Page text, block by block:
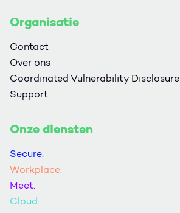
Organisatie
Contact
Over ons
Coordinated Vulnerability Disclosure
Support
Onze diensten
Secure.
Workplace.
Meet.
Cloud.